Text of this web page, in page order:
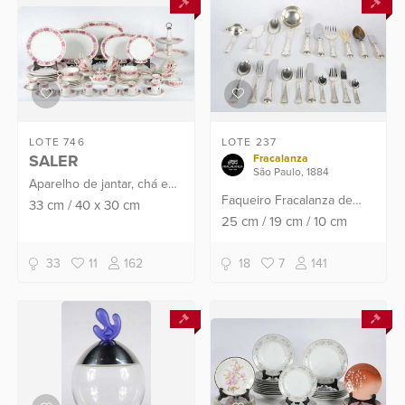
LOTE 746
SALER
Aparelho de jantar, chá e
café de porcelana Saler na
policromia, composto ...
33cm/40x 30cm
33 11 162
LOTE 237
Fracalanza
São Paulo, 1884
Faqueiro Fracalanza de
metal prateado, composto
12 facas grandes (uma com
25 cm /19 cm /10 cm
18 7 141